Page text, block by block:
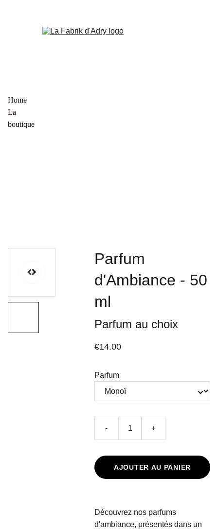
Home
La
boutique
Parfum
d'Ambiance - 50
ml
Parfum au choix
€14.00
Parfum
- +
AJOUTER AU PANIER
Découvrez nos parfums
d'ambiance, présentés dans un